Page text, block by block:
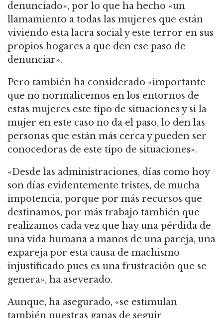
denunciado», por lo que ha hecho «un
llamamiento a todas las mujeres que están
viviendo esta lacra social y este terror en sus
propios hogares a que den ese paso de
denunciar».
Pero también ha considerado «importante
que no normalicemos en los entornos de
estas mujeres este tipo de situaciones y si la
mujer en este caso no da el paso, lo den las
personas que están más cerca y pueden ser
conocedoras de este tipo de situaciones».
«Desde las administraciones, días como hoy
son días evidentemente tristes, de mucha
impotencia, porque por más recursos que
destinamos, por más trabajo también que
realizamos cada vez que hay una pérdida de
una vida humana a manos de una pareja, una
expareja por esta causa de machismo
injustificado pues es una frustración que se
genera», ha aseverado.
Aunque, ha asegurado, «se estimulan
también nuestras ganas de seguir